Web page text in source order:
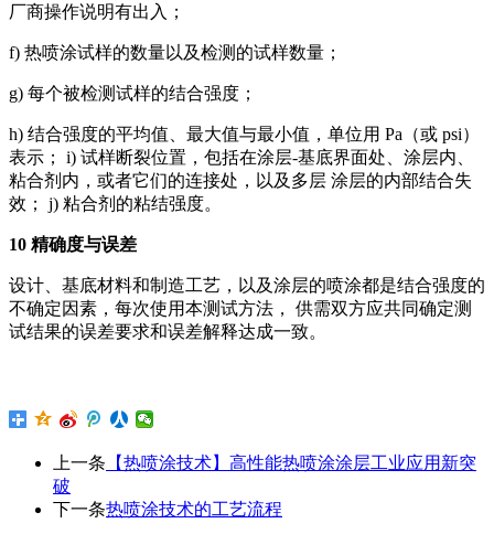
厂商操作说明有出入；
f) 热喷涂试样的数量以及检测的试样数量；
g) 每个被检测试样的结合强度；
h) 结合强度的平均值、最大值与最小值，单位用 Pa（或 psi）
表示； i) 试样断裂位置，包括在涂层-基底界面处、涂层内、
粘合剂内，或者它们的连接处，以及多层 涂层的内部结合失
效； j) 粘合剂的粘结强度。
10 精确度与误差
设计、基底材料和制造工艺，以及涂层的喷涂都是结合强度的
不确定因素，每次使用本测试方法， 供需双方应共同确定测
试结果的误差要求和误差解释达成一致。
上一条 【热喷涂技术】高性能热喷涂涂层工业应用新突
破
下一条热喷涂技术的工艺流程